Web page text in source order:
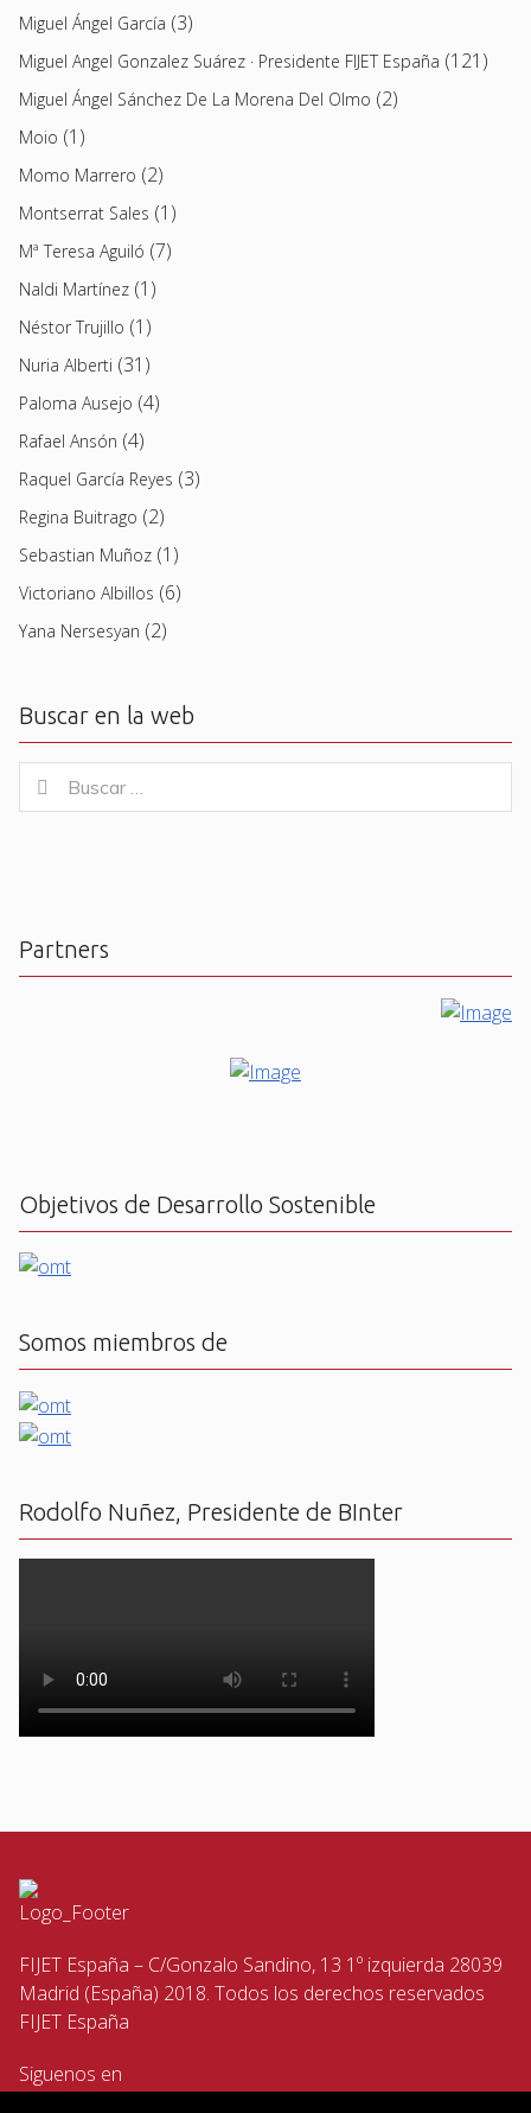
Miguel Ángel García (3)
Miguel Angel Gonzalez Suárez · Presidente FIJET España (121)
Miguel Ángel Sánchez De La Morena Del Olmo (2)
Moio (1)
Momo Marrero (2)
Montserrat Sales (1)
Mª Teresa Aguiló (7)
Naldi Martínez (1)
Néstor Trujillo (1)
Nuria Alberti (31)
Paloma Ausejo (4)
Rafael Ansón (4)
Raquel García Reyes (3)
Regina Buitrago (2)
Sebastian Muñoz (1)
Victoriano Albillos (6)
Yana Nersesyan (2)
Buscar en la web
for:
Buscar
Partners
Objetivos de Desarrollo Sostenible
Somos miembros de
Rodolfo Nuñez, Presidente de BInter
FIJET España – C/Gonzalo Sandino, 13 1º izquierda 28039
Madrid (España) 2018. Todos los derechos reservados
FIJET España
Siguenos en